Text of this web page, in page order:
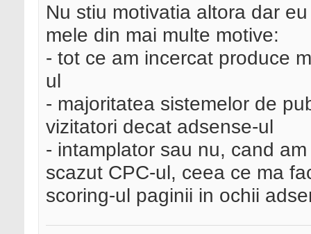
Nu stiu motivatia altora dar
mele din mai multe motive:
- tot ce am incercat produce
ul
- majoritatea sistemelor de
vizitatori decat adsense-ul
- intamplator sau nu, cand
scazut CPC-ul, ceea ce ma
scoring-ul paginii in ochii